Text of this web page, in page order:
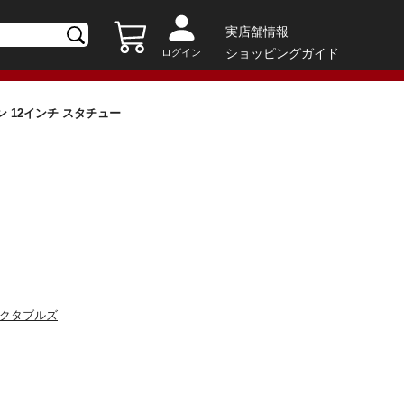
ログイン
実店舗情報
ショッピングガイド
ン 12インチ スタチュー
タブルズ